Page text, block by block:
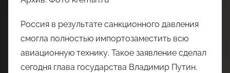
Россия в результате санкционного давления
смогла полностью импортозаместить всю
авиационную технику. Такое заявление сделал
сегодня глава государства Владимир Путин.